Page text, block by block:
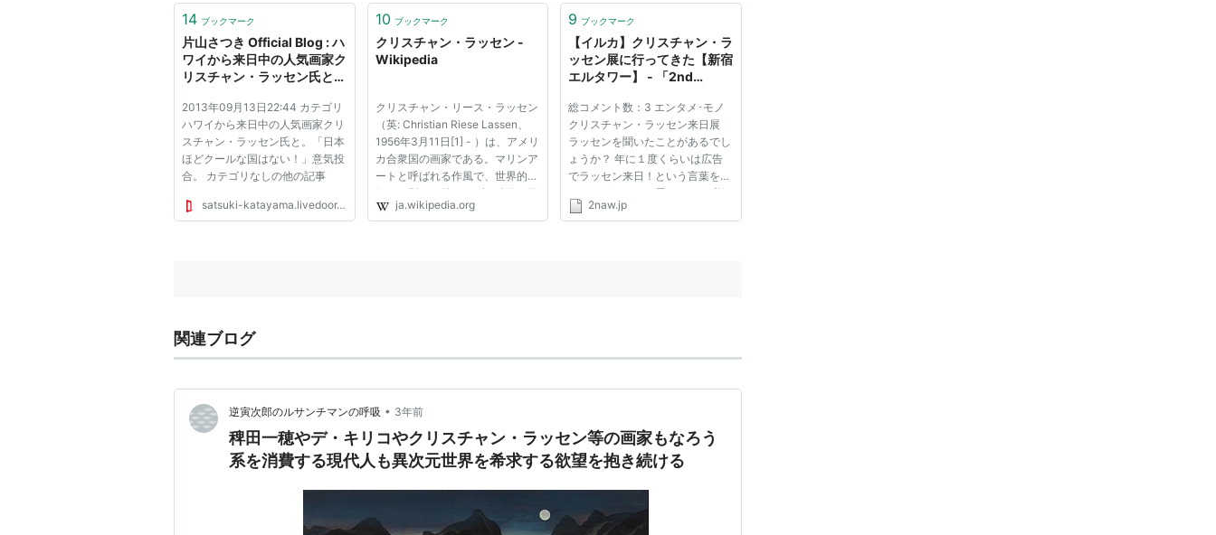
14 ブックマーク
片山さつき Official Blog : ハ
ワイから来日中の人気画家ク
リスチャン・ラッセン氏と。
い！」意気投合。
2013年09月13日22:44 カテゴリ
ハワイから来日中の人気画家クリ
スチャン・ラッセン氏と。「日本
ほどクールな国はない！」意気投
合。 カテゴリなしの他の記事
satsuki-katayama.livedoor.biz
10 ブックマーク
クリスチャン・ラッセン -
Wikipedia
クリスチャン・リース・ラッセン
（英: Christian Riese Lassen、
1956年3月11日[1] - ）は、アメリ
カ合衆国の画家である。マリンア
ートと呼ばれる作風で、世界的評
価とは別に、特にバブル時代の日
本で高い評価を得た。 カリフォ
ja.wikipedia.org
9 ブックマーク
【イルカ】クリスチャン・ラ
ッセン展に行ってきた【新宿
エルタワー】 - 「2nd
ースサイト
総コメント数：3 エンタメ･モノ
クリスチャン・ラッセン来日展
ラッセンを聞いたことがあるでし
ょうか？ 年に１度くらいは広告
でラッセン来日！という言葉を見
たことがあるかと思います。 美
しいイルカの絵画を一度でも見れ
2naw.jp
関連ブログ
逆寅次郎のルサンチマンの呼吸 • 3年前
稗田一穂やデ・キリコやクリスチャン・ラッセン等の画家もなろう
系を消費する現代人も異次元世界を希求する欲望を抱き続ける